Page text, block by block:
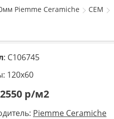
Piemme Ceramiche CEM
: C106745
120х60
2550 р/м2
Piemme Ceramiche